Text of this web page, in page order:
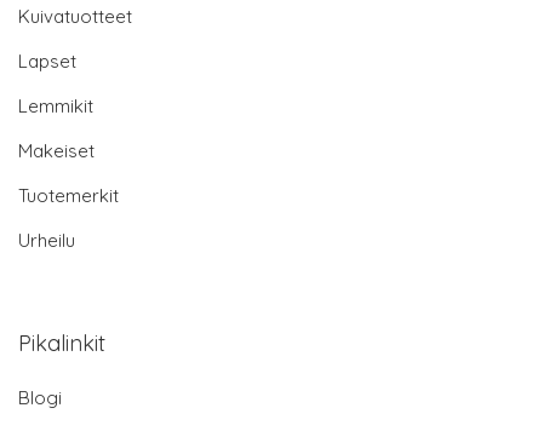
Kuivatuotteet
Lapset
Lemmikit
Makeiset
Tuotemerkit
Urheilu
Pikalinkit
Blogi